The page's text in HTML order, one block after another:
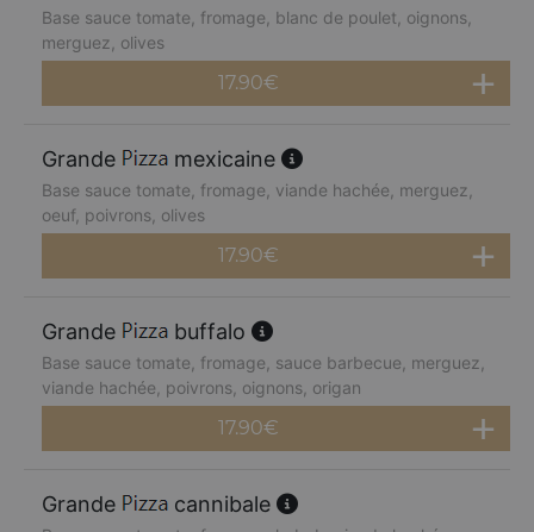
Base sauce tomate, fromage, blanc de poulet, oignons,
merguez, olives
17.90€
Grande mexicaine
Base sauce tomate, fromage, viande hachée, merguez,
oeuf, poivrons, olives
17.90€
Grande buffalo
Base sauce tomate, fromage, sauce barbecue, merguez,
viande hachée, poivrons, oignons, origan
17.90€
Grande cannibale